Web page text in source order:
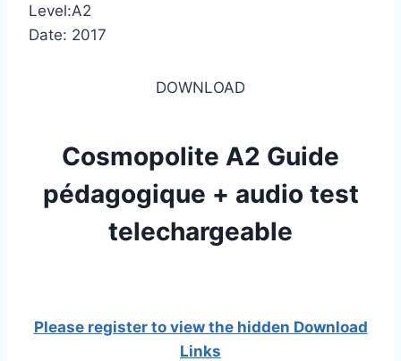
Level:A2
Date: 2017
DOWNLOAD
Cosmopolite A2 Guide
pédagogique + audio test
telechargeable
Please register to view the hidden Download
Links